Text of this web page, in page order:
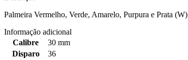
Palmeira Vermelho, Verde, Amarelo, Purpura e Prata (W)
Informação adicional
Calibre
30 mm
Disparo
36